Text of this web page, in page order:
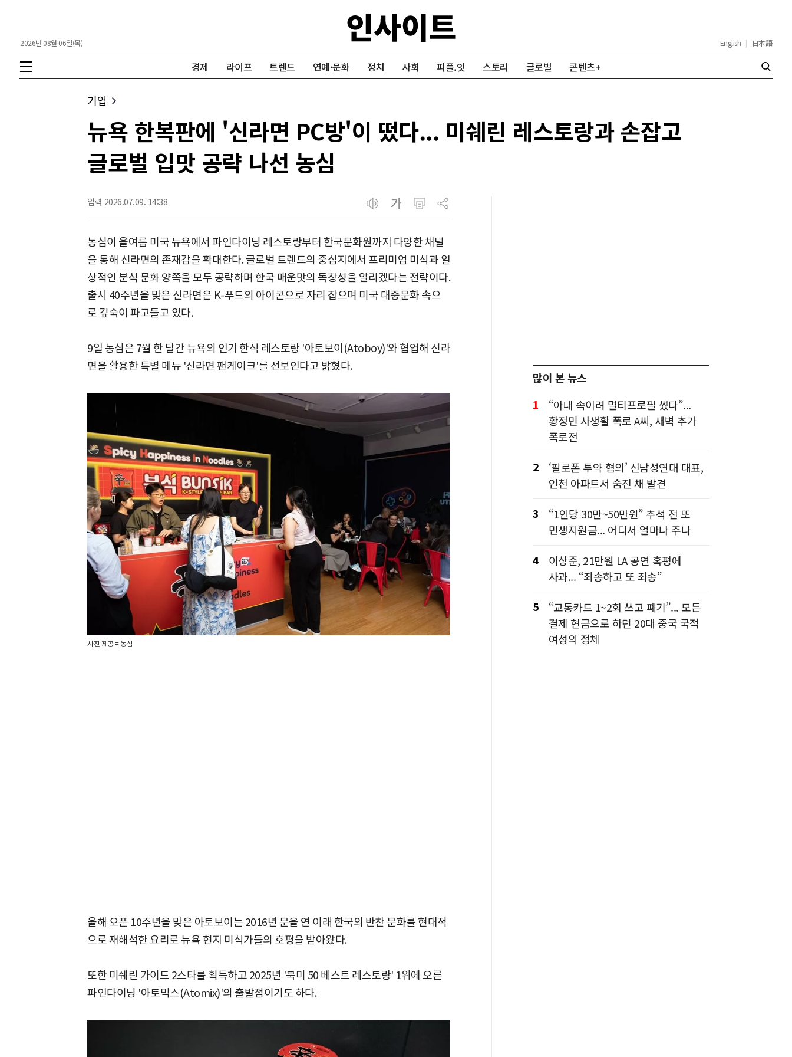
2026년 08월 06일(목) English | 日本語
경제 라이프 트렌드 연예·문화 정치 사회 피플.잇 스토리 글로벌 콘텐츠+
기업
뉴욕 한복판에 '신라면 PC방'이 떴다... 미쉐린 레스토랑과 손잡고
글로벌 입맛 공략 나선 농심
입력 2026.07.09. 14:38
농심이 올여름 미국 뉴욕에서 파인다이닝 레스토랑부터 한국문화원까지 다양한 채널
을 통해 신라면의 존재감을 확대한다. 글로벌 트렌드의 중심지에서 프리미엄 미식과 일
상적인 분식 문화 양쪽을 모두 공략하며 한국 매운맛의 독창성을 알리겠다는 전략이다.
출시 40주년을 맞은 신라면은 K-푸드의 아이콘으로 자리 잡으며 미국 대중문화 속으
로 깊숙이 파고들고 있다.
9일 농심은 7월 한 달간 뉴욕의 인기 한식 레스토랑 '아토보이(Atoboy)'와 협업해 신라
면을 활용한 특별 메뉴 '신라면 팬케이크'를 선보인다고 밝혔다.
사진 제공 = 농심
올해 오픈 10주년을 맞은 아토보이는 2016년 문을 연 이래 한국의 반찬 문화를 현대적
으로 재해석한 요리로 뉴욕 현지 미식가들의 호평을 받아왔다.
또한 미쉐린 가이드 2스타를 획득하고 2025년 '북미 50 베스트 레스토랑' 1위에 오른
파인다이닝 '아토믹스(Atomix)'의 출발점이기도 하다.
많이 본 뉴스
1
“아내 속이려 멀티프로필 썼다”...
황정민 사생활 폭로 A씨, 새벽 추가
폭로전
2
‘필로폰 투약 혐의’ 신남성연대 대표,
인천 아파트서 숨진 채 발견
3
“1인당 30만~50만원” 추석 전 또
민생지원금... 어디서 얼마나 주나
4
이상준, 21만원 LA 공연 혹평에
사과... “죄송하고 또 죄송”
5
“교통카드 1~2회 쓰고 폐기”... 모든
결제 현금으로 하던 20대 중국 국적
여성의 정체